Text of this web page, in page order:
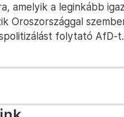
amelyik a leginkább
Oroszországgal
folytató AfD-t.